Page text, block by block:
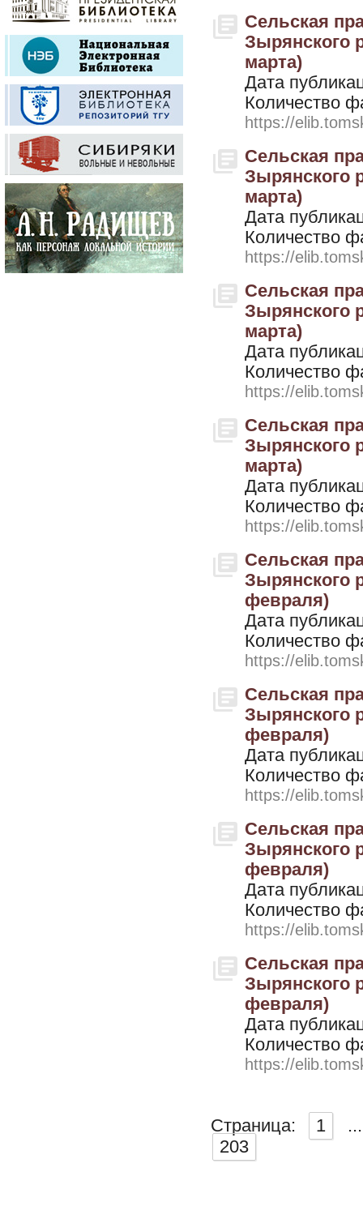
Сельская
Зырянского
марта)
Дата
Количество
https://
Сельская
Зырянского
марта)
Дата
Количество
https://
Сельская
Зырянского
марта)
Дата
Количество
https://
Сельская
Зырянского
марта)
Дата
Количество
https://
Сельская
Зырянского
февраля)
Дата
Количество
https://
Сельская
Зырянского
февраля)
Дата
Количество
https://
Сельская
Зырянского
февраля)
Дата
Количество
https://
Сельская
Зырянского
февраля)
Дата
Количество
https://
Страница: 1
...
203